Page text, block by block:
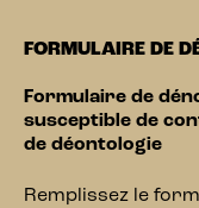
FORMULAIRE DE
Formulaire de
susceptible de
de déontologie
Remplissez le